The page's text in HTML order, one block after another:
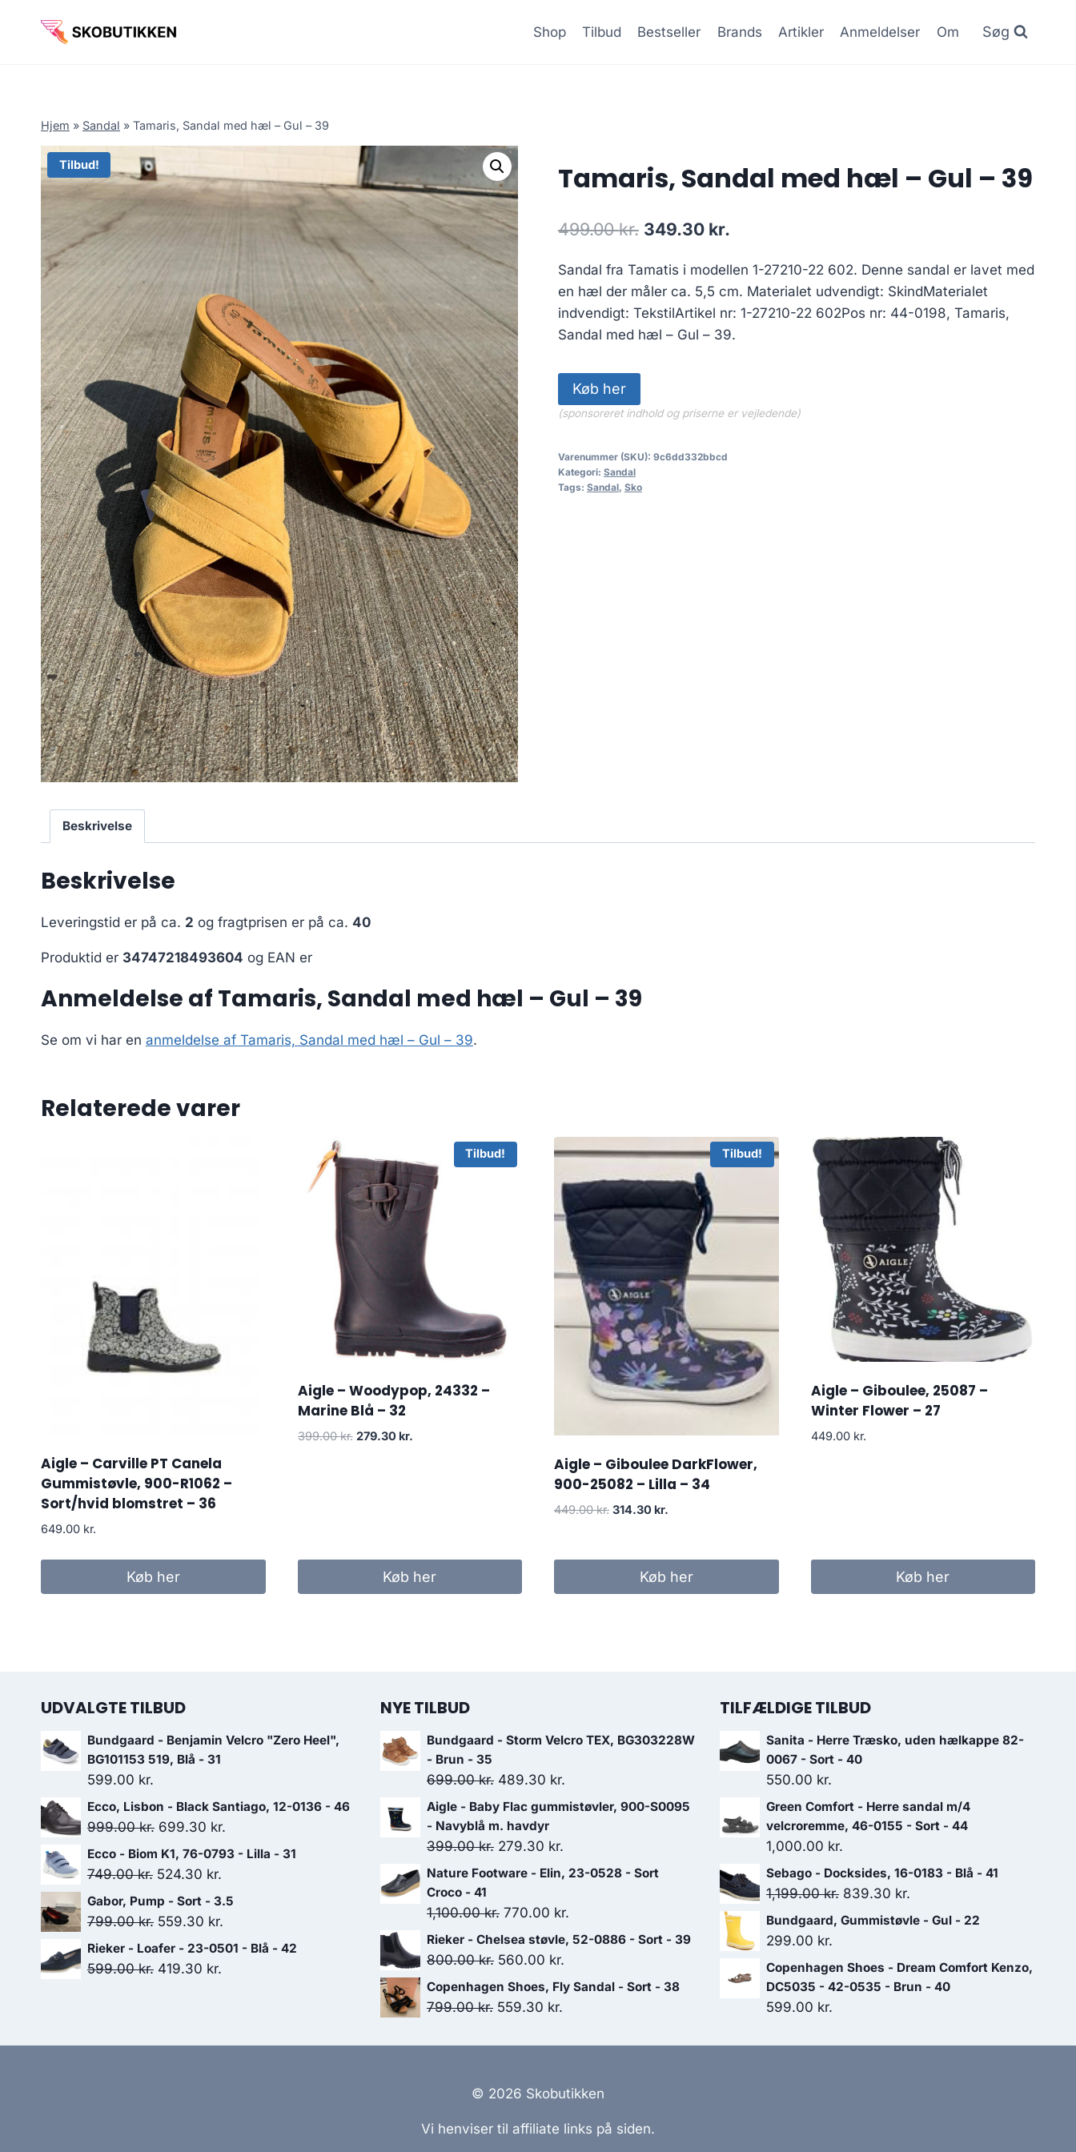
Shop Tilbud Bestseller Brands Artikler Anmeldelser Om Søg
Hjem » Sandal » Tamaris, Sandal med hæl – Gul – 39
Tilbud! Tamaris, Sandal med hæl – Gul – 39
499.00kr. Den
pris
var:
499.00 kr..
349.30 kr.
pris
er:
349.30 kr..
Sandal fra Tamatis i modellen 1-27210-22 602. Denne sandal er lavet med
en hæl der måler ca. 5,5 cm. Materialet udvendigt: SkindMaterialet
indvendigt: TekstilArtikel nr: 1-27210-22 602Pos nr: 44-0198, Tamaris,
Sandal med hæl – Gul – 39.
Køb her
(sponsoreret indhold og priserne er vejledende)
Varenummer (SKU): 9c6dd332bbcd
Kategori: Sandal
Tags: Sandal, Sko
Beskrivelse
Beskrivelse
Leveringstid er på ca. 2 og fragtprisen er på ca. 40
Produktid er 34747218493604 og EAN er
Anmeldelse af Tamaris, Sandal med hæl – Gul – 39
Se om vi har en anmeldelse af Tamaris, Sandal med hæl – Gul – 39.
Relaterede varer
Aigle – Carville PT Canela
Gummistøvle, 900-R1062 –
Sort/hvid blomstret – 36
649.00 kr.
Køb her
Tilbud!
Aigle – Woodypop, 24332 –
Marine Blå – 32
399.00kr. Den
279.30 kr.
Køb her
Tilbud!
Aigle – Giboulee DarkFlower,
900-25082 – Lilla – 34
449.00kr. Den
var:
449.00 kr..
314.30 kr.
er:
314.30 kr..
Køb her
Aigle – Giboulee, 25087 –
Winter Flower – 27
449.00 kr.
Køb her
UDVALGTE TILBUD
Bundgaard - Benjamin Velcro "Zero Heel",
BG101153 519, Blå - 31
599.00 kr.
Ecco, Lisbon - Black Santiago, 12-0136 - 46
999.00kr. Den
oprindelige
pris
999.00 kr..
699.30 kr.
aktuelle
Ecco - Biom K1, 76-0793 - Lilla - 31
749.00kr. Den
oprindelige
pris
749.00 kr..
524.30 kr.
aktuelle
Gabor, Pump - Sort - 3.5
799.00kr. Den
oprindelige
pris
559.30 kr.
aktuelle
Rieker - Loafer - 23-0501 - Blå - 42
599.00kr. Den
419.30 kr.
NYE TILBUD
Bundgaard - Storm Velcro TEX, BG303228W
- Brun - 35
699.00kr. Den
oprindelige
pris
var:
699.00 kr..
489.30 kr.
aktuelle
489.30 kr..
Aigle - Baby Flac gummistøvler, 900-S0095
- Navyblå m. havdyr
399.00kr. Den
oprindelige
var:
399.00 kr..
279.30 kr.
aktuelle
er:
279.30 kr..
Nature Footware - Elin, 23-0528 - Sort
Croco - 41
1,100.00kr. Den
oprindelige
pris
1,100.00 kr..
770.00 kr.
aktuelle
Rieker - Chelsea støvle, 52-0886 - Sort - 39
800.00kr. Den
oprindelige
pris
800.00 kr..
560.00 kr.
aktuelle
560.00 kr..
Copenhagen Shoes, Fly Sandal - Sort - 38
799.00kr. Den
pris
799.00 kr..
559.30 kr.
pris
559.30 kr..
TILFÆLDIGE TILBUD
Sanita - Herre Træsko, uden hælkappe 82-
0067 - Sort - 40
550.00 kr.
Green Comfort - Herre sandal m/4
velcroremme, 46-0155 - Sort - 44
1,000.00 kr.
Sebago - Docksides, 16-0183 - Blå - 41
1,199.00kr. Den
oprindelige
1,199.00 kr..
839.30 kr.
aktuelle
839.30 kr..
Bundgaard, Gummistøvle - Gul - 22
299.00 kr.
Copenhagen Shoes - Dream Comfort Kenzo,
DC5035 - 42-0535 - Brun - 40
599.00 kr.
© 2026 Skobutikken
Vi henviser til affiliate links på siden.